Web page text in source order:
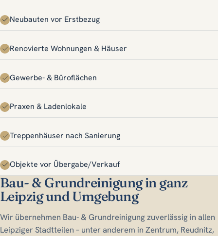
Neubauten vor Erstbezug
Renovierte Wohnungen & Häuser
Gewerbe- & Büroflächen
Praxen & Ladenlokale
Treppenhäuser nach Sanierung
Objekte vor Übergabe/Verkauf
Bau- & Grundreinigung in ganz
Leipzig und Umgebung
Wir übernehmen Bau- & Grundreinigung zuverlässig in allen
Leipziger Stadtteilen – unter anderem in Zentrum, Reudnitz,